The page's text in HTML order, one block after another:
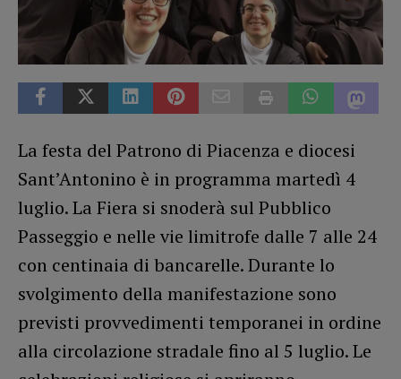
La festa del Patrono di Piacenza e diocesi
Sant’Antonino è in programma martedì 4
luglio. La Fiera si snoderà sul Pubblico
Passeggio e nelle vie limitrofe dalle 7 alle 24
con centinaia di bancarelle. Durante lo
svolgimento della manifestazione sono
previsti provvedimenti temporanei in ordine
alla circolazione stradale fino al 5 luglio. Le